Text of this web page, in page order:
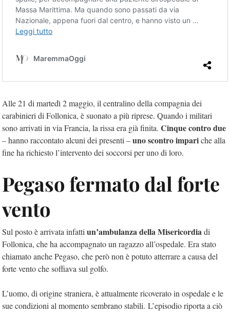
Alle 21 di martedì 2 maggio, il centralino della compagnia dei
carabinieri di Follonica, è suonato a più riprese. Quando i militari
sono arrivati in via Francia, la rissa era già finita. Cinque contro due
– hanno raccontato alcuni dei presenti –uno scontro impariche alla
fine ha richiesto l’intervento dei soccorsi per uno di loro.
Pegaso fermato dal forte
vento
Sul posto è arrivata infatti un’ambulanza della Misericordiadi
Follonica, che ha accompagnato un ragazzo all’ospedale. Era stato
chiamato anche Pegaso, che però non è potuto atterrare a causa del
forte vento che soffiava sul golfo.
L’uomo, di origine straniera, è attualmente ricoverato in ospedale e le
sue condizioni al momento sembrano stabili. L’episodio riporta a ciò